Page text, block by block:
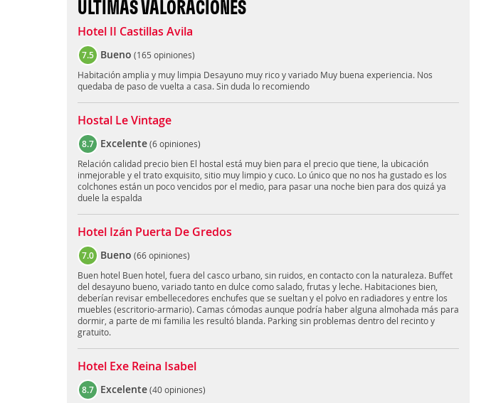
ÚLTIMAS VALORACIONES
Hotel II Castillas Avila
7.5 Bueno (165 opiniones)
Habitación amplia y muy limpia Desayuno muy rico y variado Muy buena experiencia. Nos
quedaba de paso de vuelta a casa. Sin duda lo recomiendo
Hostal Le Vintage
8.7 Excelente(6 opiniones)
Relación calidad precio bien El hostal está muy bien para el precio que tiene, la ubicación
inmejorable y el trato exquisito, sitio muy limpio y cuco. Lo único que no nos ha gustado es los
colchones están un poco vencidos por el medio, para pasar una noche bien para dos quizá ya
duele la espalda
Hotel Izán Puerta De Gredos
7.0 Bueno (66 opiniones)
Buen hotel Buen hotel, fuera del casco urbano, sin ruidos, en contacto con la naturaleza. Buffet
del desayuno bueno, variado tanto en dulce como salado, frutas y leche. Habitaciones bien,
deberían revisar embellecedores enchufes que se sueltan y el polvo en radiadores y entre los
muebles (escritorio-armario). Camas cómodas aunque podría haber alguna almohada más para
dormir, a parte de mi familia les resultó blanda. Parking sin problemas dentro del recinto y
gratuito.
Hotel Exe Reina Isabel
8.7 Excelente(40 opiniones)